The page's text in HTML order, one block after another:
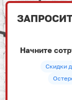
Начните
Скидки